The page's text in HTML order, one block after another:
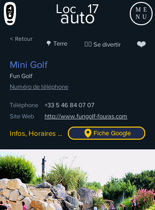
ME
NU
Loc 17
auto
< Retour
🌳 Terre 🤹‍♂️ Se divertir
❤️
Mini Golf
Fun Golf
Numéro de téléphone
Téléphone
+33 5 46 84 07 07
Site Web
http://www.fungolf-fouras.com
Infos, Horaires ... Fiche Google